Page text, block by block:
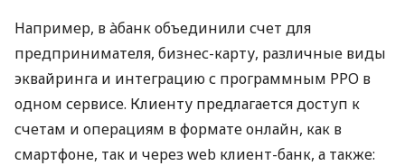
Например, в àбанк объединили счет для
предпринимателя, бизнес-карту, различные виды
эквайринга и интеграцию с программным РРО в
одном сервисе. Клиенту предлагается доступ к
счетам и операциям в формате онлайн, как в
смартфоне, так и через web клиент-банк, а также: